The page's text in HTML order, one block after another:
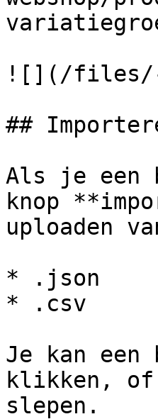
![](/files/-
##
Als je een
knop
uploaden
* .json
* .csv
Je kan een
klikken, of
slepen.